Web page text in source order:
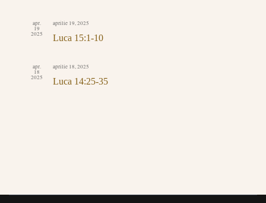
apr.
19
2025
aprilie 19, 2025
Luca 15:1-10
apr.
18
2025
aprilie 18, 2025
Luca 14:25-35